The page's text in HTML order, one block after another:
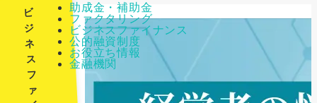
助成金・補助金
ファクタリング
ビジネスファイナンス
公的融資制度
お役立ち情報
金融機関
ビ
ジ
ネ
ス
フ
ァ